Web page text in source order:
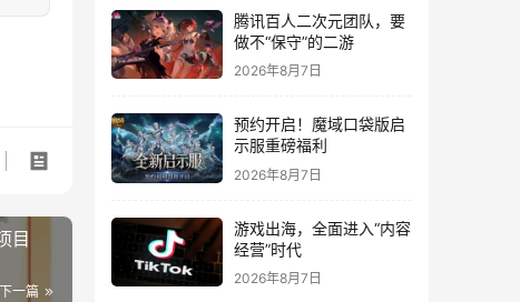
目
下一篇
腾讯百人二次元团队，要
做不“保守”的二游
2026年8月7日
预约开启！魔域口袋版启
示服重磅福利
2026年8月7日
游戏出海，全面进入“内容
经营”时代
2026年8月7日